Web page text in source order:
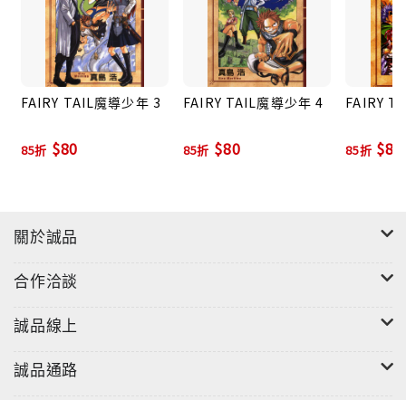
FAIRY TAIL魔導少年 3
85折 $80
FAIRY TAIL魔導少年 4
85折 $80
FAIRY
85折 $80
關於誠品
合作洽談
誠品線上
誠品通路